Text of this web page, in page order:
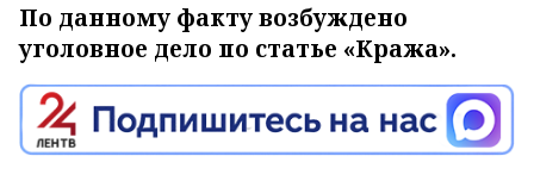
По данному факту возбуждено
уголовное дело по статье «Кража».